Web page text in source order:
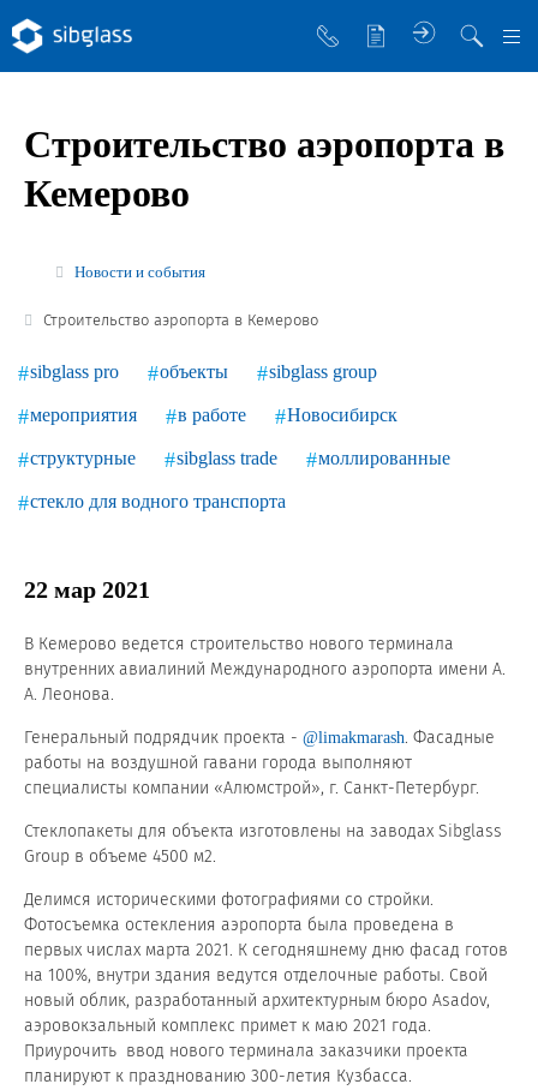
Управляющая компания
Sibglass Trade
Продажа недвижимости
Продукция
Листовое стекло
Стекло для строительства и интерьера
Стекло для машиностроения
Комплектующие для переработки стекла
Светопрозрачные конструкции для розничных
заказчиков
Техподдержка
Строительство аэропорта в
Кемерово
Новости и события
Строительство аэропорта в Кемерово
22 мар 2021
В Кемерово ведется строительство нового терминала
внутренних авиалиний Международного аэропорта имени А.
А. Леонова.
Генеральный подрядчик проекта - @limakmarash. Фасадные
работы на воздушной гавани города выполняют
специалисты компании «Алюмстрой», г. Санкт-Петербург.
Стеклопакеты для объекта изготовлены на заводах Sibglass
Group в объеме 4500 м2.
Делимся историческими фотографиями со стройки.
Фотосъемка остекления аэропорта была проведена в
первых числах марта 2021. К сегодняшнему дню фасад готов
на 100%, внутри здания ведутся отделочные работы. Свой
новый облик, разработанный архитектурным бюро Asadov,
аэровокзальный комплекс примет к маю 2021 года.
Приурочить ввод нового терминала заказчики проекта
планируют к празднованию 300-летия Кузбасса.
sibglass pro объекты sibglass group
мероприятия в работе Новосибирск
структурные sibglass trade моллированные
стекло для водного транспорта